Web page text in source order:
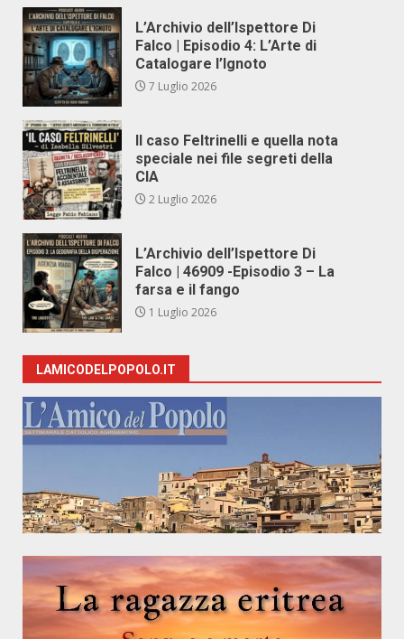
L’Archivio dell’Ispettore Di
Falco | Episodio 4: L’Arte di
Catalogare l’Ignoto
7 Luglio 2026
Il caso Feltrinelli e quella nota
speciale nei file segreti della
CIA
2 Luglio 2026
L’Archivio dell’Ispettore Di
Falco | 46909 -Episodio 3 – La
farsa e il fango
1 Luglio 2026
LAMICODELPOPOLO.IT